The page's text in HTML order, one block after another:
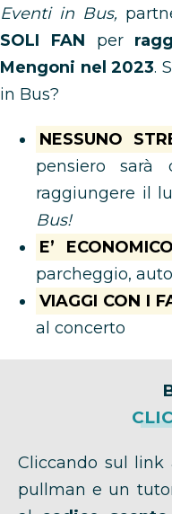
Eventi in Bus,
SOLI FAN per
Mengoni nel 2023.
in Bus?
NESSUNO
pensiero
raggiungere il
Bus!
E’
parcheggio,
VIAGGI CON I
al concerto
Cliccando sul
pullman e un